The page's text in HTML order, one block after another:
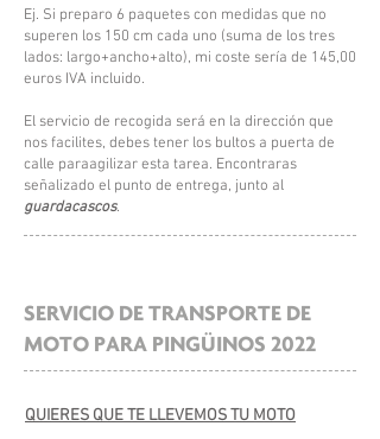
Ej. Si preparo 6 paquetes con medidas que no
superen los 150 cm cada uno (suma de los tres
lados: largo+ancho+alto), mi coste sería de 145,00
euros IVA incluido.
El servicio de recogida será en la dirección que
nos facilites, debes tener los bultos a puerta de
calle paraagilizar esta tarea. Encontraras
señalizado el punto de entrega, junto al
guardacascos.
SERVICIO DE TRANSPORTE DE
MOTO PARA PINGÜINOS 2022
QUIERES QUE TE LLEVEMOS TU MOTO